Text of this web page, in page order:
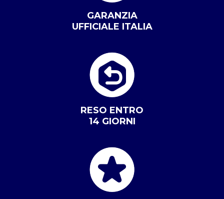
GARANZIA
UFFICIALE ITALIA
RESO ENTRO
14 GIORNI